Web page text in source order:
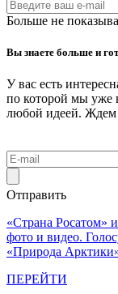
Больше не
Вы знаете больше и
У вас есть
по которой мы уже
любой идеей.
Отправить
«Страна Росатом»
фото и видео.
«Природа
ПЕРЕЙТИ